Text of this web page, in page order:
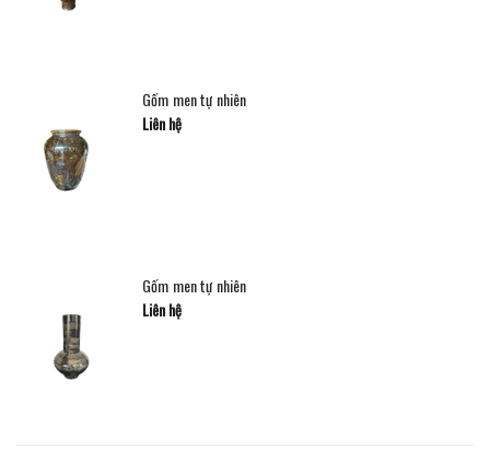
Gốm men tự nhiên
Liên hệ
Gốm men tự nhiên
Liên hệ